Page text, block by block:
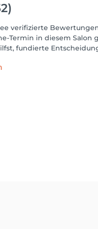
verifizierte
Termin in diesem
fundierte